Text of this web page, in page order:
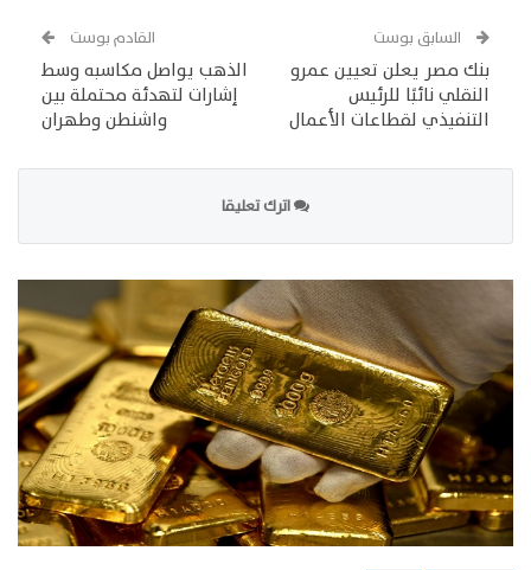
السابق بوست
بنك مصر يعلن تعيين عمرو
النقلي نائبًا للرئيس
التنفيذي لقطاعات الأعمال
القادم بوست
الذهب يواصل مكاسبه وسط
إشارات لتهدئة محتملة بين
واشنطن وطهران
اترك تعليقا